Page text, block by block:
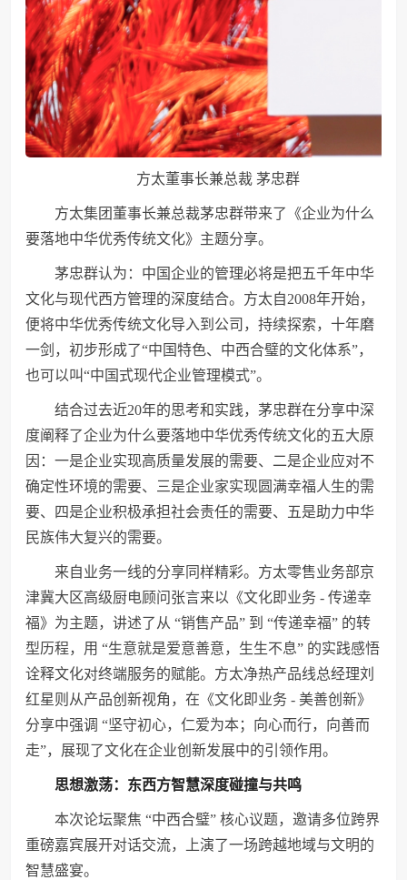
方太董事长兼总裁 茅忠群
方太集团董事长兼总裁茅忠群带来了《企业为什么
要落地中华优秀传统文化》主题分享。
茅忠群认为：中国企业的管理必将是把五千年中华
文化与现代西方管理的深度结合。方太自2008年开始，
便将中华优秀传统文化导入到公司，持续探索，十年磨
一剑，初步形成了“中国特色、中西合璧的文化体系”，
也可以叫“中国式现代企业管理模式”。
结合过去近20年的思考和实践，茅忠群在分享中深
度阐释了企业为什么要落地中华优秀传统文化的五大原
因：一是企业实现高质量发展的需要、二是企业应对不
确定性环境的需要、三是企业家实现圆满幸福人生的需
要、四是企业积极承担社会责任的需要、五是助力中华
民族伟大复兴的需要。
来自业务一线的分享同样精彩。方太零售业务部京
津冀大区高级厨电顾问张言来以《文化即业务 - 传递幸
福》为主题，讲述了从 “销售产品” 到 “传递幸福” 的转
型历程，用 “生意就是爱意善意，生生不息” 的实践感悟
诠释文化对终端服务的赋能。方太净热产品线总经理刘
红星则从产品创新视角，在《文化即业务 - 美善创新》
分享中强调 “坚守初心，仁爱为本；向心而行，向善而
走”，展现了文化在企业创新发展中的引领作用。
思想激荡：东西方智慧深度碰撞与共鸣
本次论坛聚焦 “中西合璧” 核心议题，邀请多位跨界
重磅嘉宾展开对话交流，上演了一场跨越地域与文明的
智慧盛宴。